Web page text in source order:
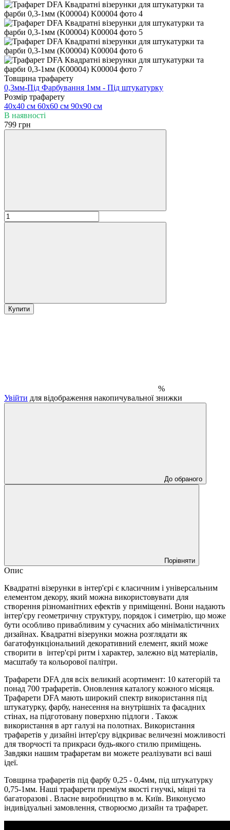
Товщина трафарету
0,3мм-Під Фарбування 1мм - Під штукатурку
Розмір трафарету
40x40 см 60x60 см 90x90 см
В наявності
799 грн
Купити
%
Увійти для відображення накопичувальної знижки
До обраного
Порівняти
Опис
Квадратні візерунки в інтер'єрі є класичним і універсальним
елементом декору, який можна використовувати для
створення різноманітних ефектів у приміщенні. Вони надають
інтер'єру геометричну структуру, порядок і симетрію, що може
бути особливо привабливим у сучасних або мінімалістичних
дизайнах. Квадратні візерунки можна розглядати як
багатофункціональний декоративний елемент, який може
створити в інтер'єрі ритм і характер, залежно від матеріалів,
масштабу та кольорової палітри.
Трафарети DFA для всіх великий асортимент: 10 категорій та
понад 700 трафаретів. Оновлення каталогу кожного місяця.
Трафарети DFA мають широкий спектр використання під
штукатурку, фарбу, нанесення на внутрішніх та фасадних
стінах, на підготовану поверхню підлоги . Також
використання в арт галузі на полотнах. Використання
трафаретів у дизайні інтер'єру відкриває величезні можливості
для творчості та прикраси будь-якого стилю приміщень.
Завдяки нашим трафаретам ви можете реалізувати всі ваші
ідеї.
Товщина трафаретів під фарбу 0,25 - 0,4мм, під штукатурку
0,75-1мм. Наші трафарети преміум якості гнучкі, міцні та
багаторазові . Власне виробництво в м. Київ. Виконуємо
індивідуальні замовлення, створюємо дизайн та трафарет.